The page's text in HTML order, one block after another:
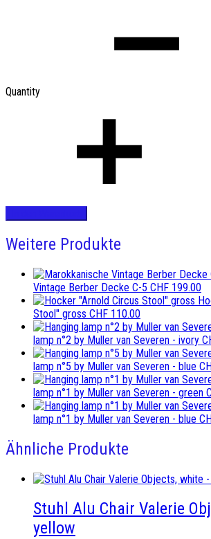
Quantity
Weitere Produkte
Vintage Berber Decke C-5 CHF 199.00
Stool" gross CHF 110.00
lamp n°2 by Muller van Severen - ivory
lamp n°5 by Muller van Severen - blue
lamp n°1 by Muller van Severen - green
lamp n°1 by Muller van Severen - blue
Ähnliche Produkte
Stuhl Alu Chair Valerie
yellow